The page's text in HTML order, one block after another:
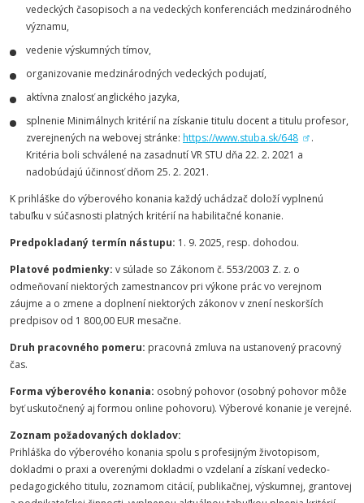
vedeckých časopisoch a na vedeckých konferenciách medzinárodného
významu,
vedenie výskumných tímov,
organizovanie medzinárodných vedeckých podujatí,
aktívna znalosť anglického jazyka,
splnenie Minimálnych kritérií na získanie titulu docent a titulu profesor,
zverejnených na webovej stránke: https://www.stuba.sk/648
.
Kritéria boli schválené na zasadnutí VR STU dňa 22. 2. 2021 a
nadobúdajú účinnosť dňom 25. 2. 2021.
K prihláške do výberového konania každý uchádzač doloží vyplnenú
tabuľku v súčasnosti platných kritérií na habilitačné konanie.
Predpokladaný termín nástupu: 1. 9. 2025, resp. dohodou.
Platové podmienky: v súlade so Zákonom č. 553/2003 Z. z. o
odmeňovaní niektorých zamestnancov pri výkone prác vo verejnom
záujme a o zmene a doplnení niektorých zákonov v znení neskorších
predpisov od 1 800,00 EUR mesačne.
Druh pracovného pomeru: pracovná zmluva na ustanovený pracovný
čas.
Forma výberového konania: osobný pohovor (osobný pohovor môže
byť uskutočnený aj formou online pohovoru). Výberové konanie je verejné.
Zoznam požadovaných dokladov:
Prihláška do výberového konania spolu s profesijným životopisom,
dokladmi o praxi a overenými dokladmi o vzdelaní a získaní vedecko-
pedagogického titulu, zoznamom citácií, publikačnej, výskumnej, grantovej